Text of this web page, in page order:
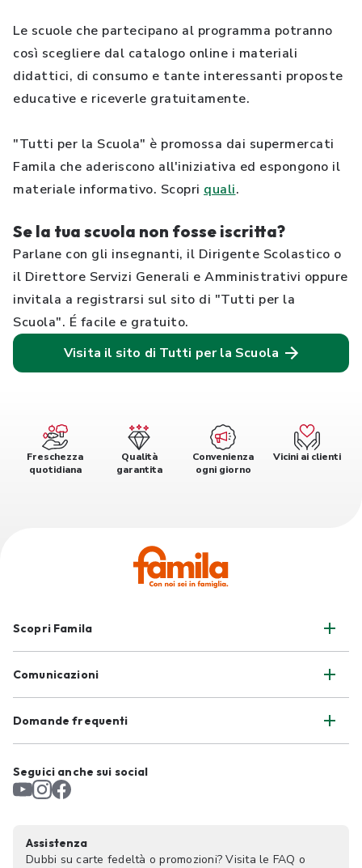
Le scuole che partecipano al programma potranno
così scegliere dal catalogo online i materiali
didattici, di consumo e tante interessanti proposte
educative e riceverle gratuitamente.
"Tutti per la Scuola" è promossa dai supermercati
Famila che aderiscono all'iniziativa ed espongono il
materiale informativo. Scopri quali.
Se la tua scuola non fosse iscritta?
Parlane con gli insegnanti, il Dirigente Scolastico o
il Direttore Servizi Generali e Amministrativi oppure
invitala a registrarsi sul sito di "Tutti per la
Scuola". É facile e gratuito.
Visita il sito di Tutti per la Scuola
Freschezza
quotidiana
Qualità
garantita
Convenienza
ogni giorno
Vicini ai clienti
Scopri Famila
Comunicazioni
Domande frequenti
Seguici anche sui social
Assistenza
Dubbi su carte fedeltà o promozioni? Visita le FAQ o